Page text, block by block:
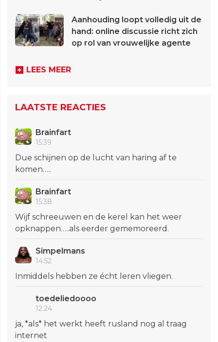
Aanhouding loopt volledig uit de
hand: online discussie richt zich
op rol van vrouwelijke agente
LEES MEER
LAATSTE REACTIES
Brainfart
15:39
Due schijnen op de lucht van haring af te
komen…..
Brainfart
15:38
Wijf schreeuwen en de kerel kan het weer
opknappen…..als eerder gememoreerd.
Simpelmans
14:52
Inmiddels hebben ze écht leren vliegen.
toedeliedoooo
12:24
ja, *als* het werkt heeft rusland nog al traag
internet